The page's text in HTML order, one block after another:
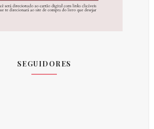
SEGUIDORES